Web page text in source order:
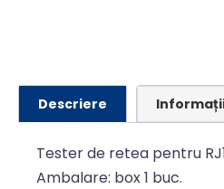
Descriere
Tester de retea pentru
Ambalare: box 1 buc.